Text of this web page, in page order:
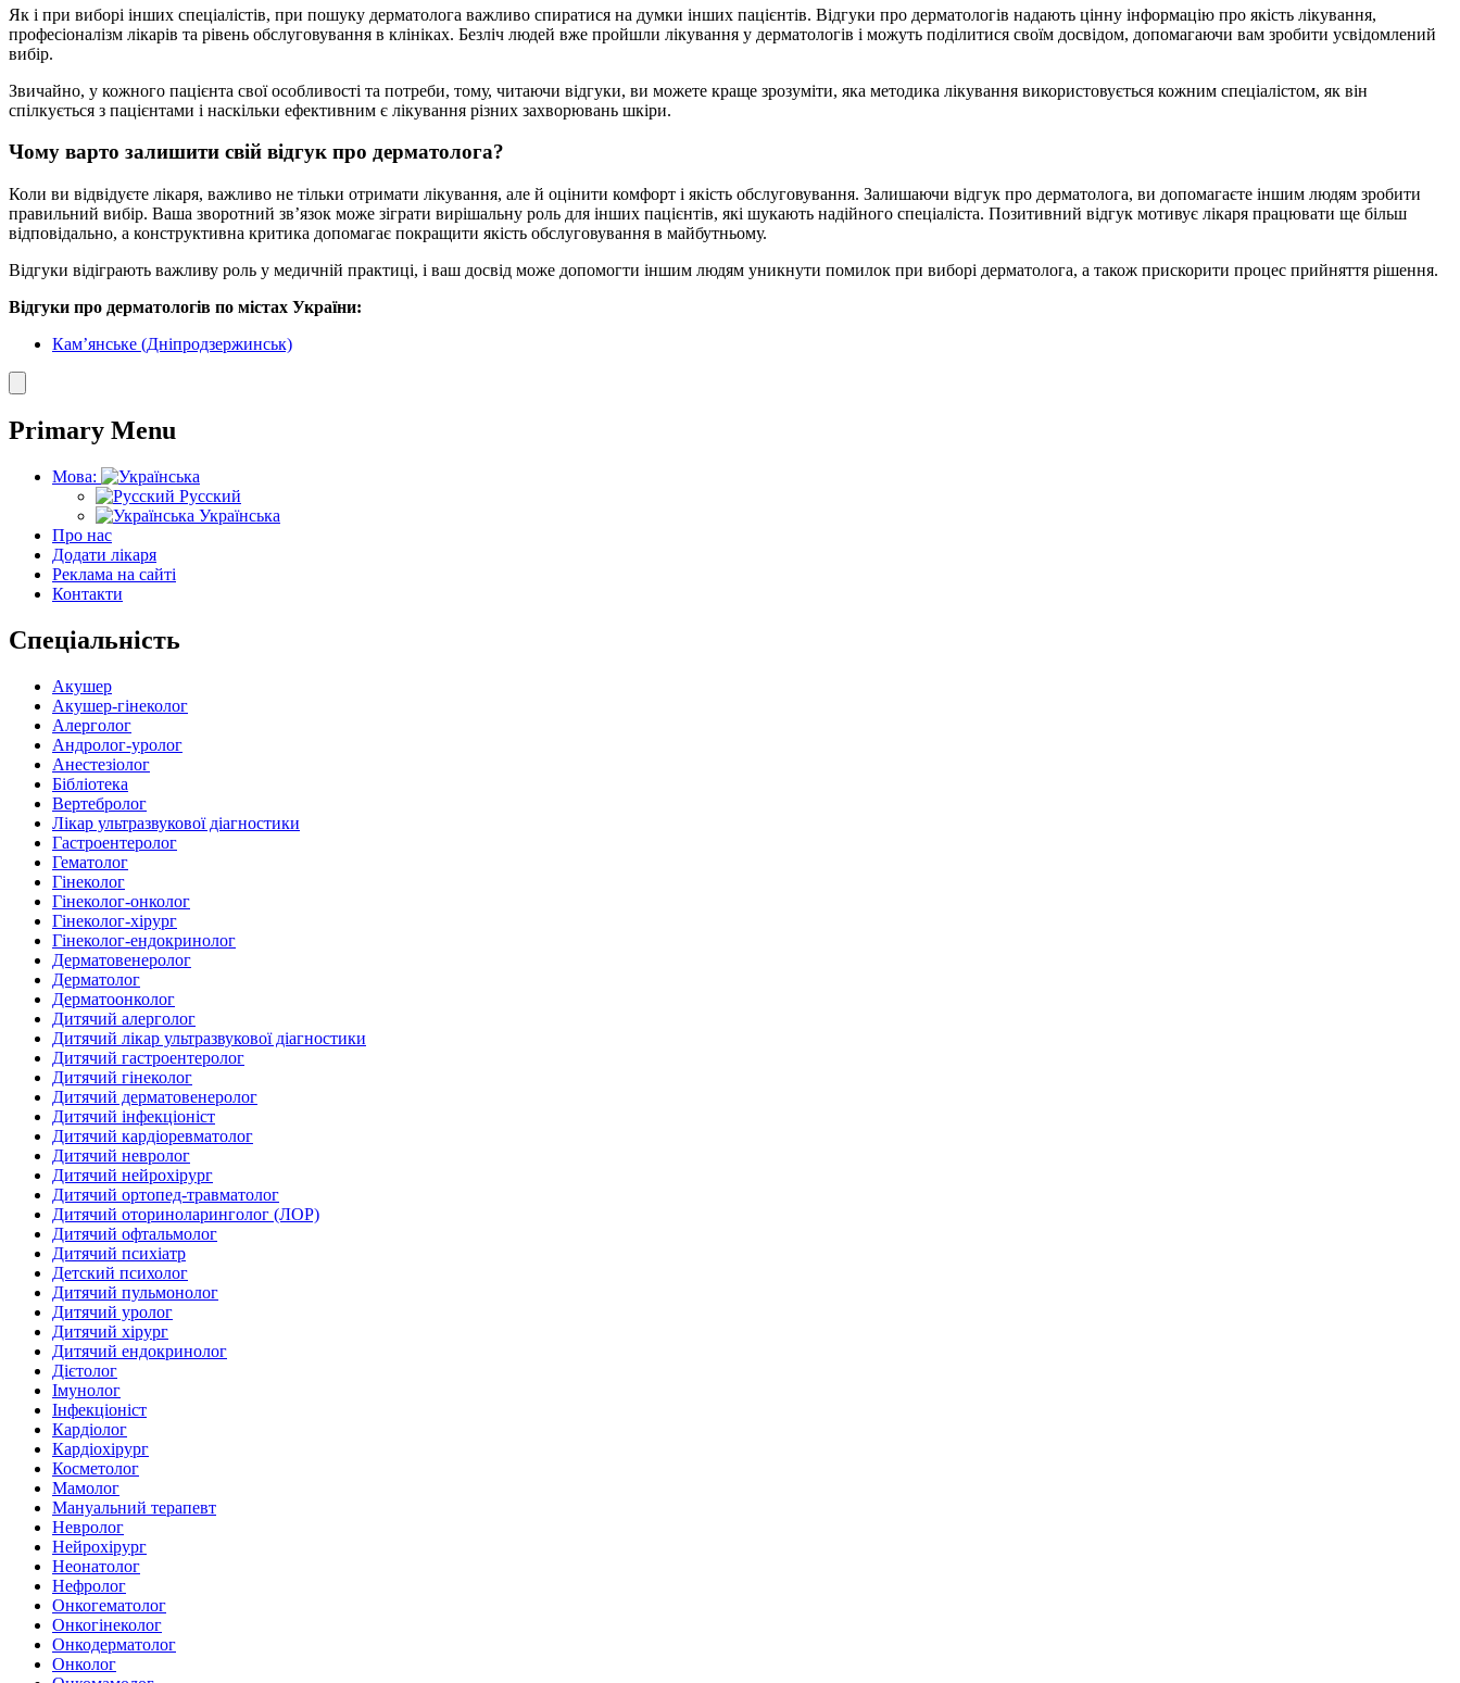
Як і при виборі інших спеціалістів, при пошуку дерматолога важливо спиратися на думки інших пацієнтів. Відгуки про дерматологів надають цінну інформацію про якість лікування,
професіоналізм лікарів та рівень обслуговування в клініках. Безліч людей вже пройшли лікування у дерматологів і можуть поділитися своїм досвідом, допомагаючи вам зробити усвідомлений
вибір.
Звичайно, у кожного пацієнта свої особливості та потреби, тому, читаючи відгуки, ви можете краще зрозуміти, яка методика лікування використовується кожним спеціалістом, як він
спілкується з пацієнтами і наскільки ефективним є лікування різних захворювань шкіри.
Чому варто залишити свій відгук про дерматолога?
Коли ви відвідуєте лікаря, важливо не тільки отримати лікування, але й оцінити комфорт і якість обслуговування. Залишаючи відгук про дерматолога, ви допомагаєте іншим людям зробити
правильний вибір. Ваша зворотний зв’язок може зіграти вирішальну роль для інших пацієнтів, які шукають надійного спеціаліста. Позитивний відгук мотивує лікаря працювати ще більш
відповідально, а конструктивна критика допомагає покращити якість обслуговування в майбутньому.
Відгуки відіграють важливу роль у медичній практиці, і ваш досвід може допомогти іншим людям уникнути помилок при виборі дерматолога, а також прискорити процес прийняття рішення.
Відгуки про дерматологів по містах України:
Кам’янське (Дніпродзержинськ)
Primary Menu
Мова:
Русский
Українська
Про нас
Додати лікаря
Реклама на сайті
Контакти
Спеціальність
Акушер
Акушер-гінеколог
Алерголог
Андролог-уролог
Анестезіолог
Бібліотека
Вертебролог
Лікар ультразвукової діагностики
Гастроентеролог
Гематолог
Гінеколог
Гінеколог-онколог
Гінеколог-хірург
Гінеколог-ендокринолог
Дерматовенеролог
Дерматолог
Дерматоонколог
Дитячий алерголог
Дитячий лікар ультразвукової діагностики
Дитячий гастроентеролог
Дитячий гінеколог
Дитячий дерматовенеролог
Дитячий інфекціоніст
Дитячий кардіоревматолог
Дитячий невролог
Дитячий нейрохірург
Дитячий ортопед-травматолог
Дитячий оториноларинголог (ЛОР)
Дитячий офтальмолог
Дитячий психіатр
Детский психолог
Дитячий пульмонолог
Дитячий уролог
Дитячий хірург
Дитячий ендокринолог
Дієтолог
Імунолог
Інфекціоніст
Кардіолог
Кардіохірург
Косметолог
Мамолог
Мануальний терапевт
Невролог
Нейрохірург
Неонатолог
Нефролог
Онкогематолог
Онкогінеколог
Онкодерматолог
Онколог